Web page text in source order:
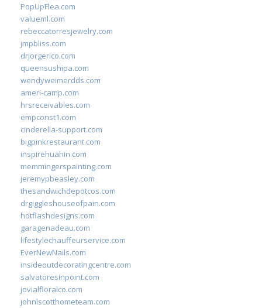
PopUpFlea.com
valueml.com
rebeccatorresjewelry.com
jmpbliss.com
drjorgerico.com
queensushipa.com
wendyweimerdds.com
ameri-camp.com
hrsreceivables.com
empconst1.com
cinderella-support.com
bigpinkrestaurant.com
inspirehuahin.com
memmingerspainting.com
jeremypbeasley.com
thesandwichdepotcos.com
drgiggleshouseofpain.com
hotflashdesigns.com
garagenadeau.com
lifestylechauffeurservice.com
EverNewNails.com
insideoutdecoratingcentre.com
salvatoresinpoint.com
jovialfloralco.com
johnlscotthometeam.com